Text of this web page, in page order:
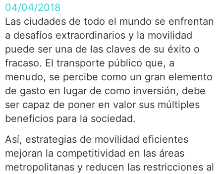
04/04/2018
Las ciudades de todo el mundo se enfrentan
a desafíos extraordinarios y la movilidad
puede ser una de las claves de su éxito o
fracaso. El transporte público que, a
menudo, se percibe como un gran elemento
de gasto en lugar de como inversión, debe
ser capaz de poner en valor sus múltiples
beneficios para la sociedad.
Así, estrategias de movilidad eficientes
mejoran la competitividad en las áreas
metropolitanas y reducen las restricciones al